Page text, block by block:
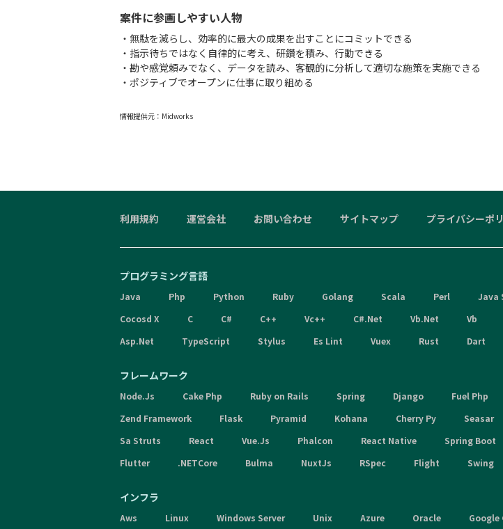
案件に参画しやすい人物
・無駄を減らし、効率的に最大の成果を出すことにコミットできる
・指示待ちではなく自律的に考え、研鑽を積み、行動できる
・勘や感覚頼みでなく、データを読み、客観的に分析して適切な施策を実施できる
・ポジティブでオープンに仕事に取り組める
情報提供元： Midworks
利用規約 運営会社 お問い合わせ サイトマップ プライバシーポ
プログラミング言語
Java Php Python Ruby Golang Scala Perl Java
Cocosd X
C C# C++ Vc++ C#.Net Vb.Net Vb
Asp.Net
TypeScript Stylus Es Lint Vuex Rust Dart
フレームワーク
Node.Js Cake Php Ruby on Rails Spring Django Fuel Php
Zend Framework
Flask Pyramid Kohana Cherry Py Seasar
Sa Struts
React Vue.Js Phalcon React Native Spring Boot
Flutter
.NETCore Bulma NuxtJs RSpec Flight Swing
インフラ
Aws Linux Windows Server Unix Azure Oracle Google